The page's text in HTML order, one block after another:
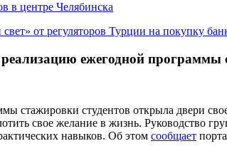
в центре Челябинска
от регуляторов Турции на покупку
ежегодной программы
стажировки студентов открыла двери
свое желание в жизнь. Руководство
навыков. Об этом сообщает